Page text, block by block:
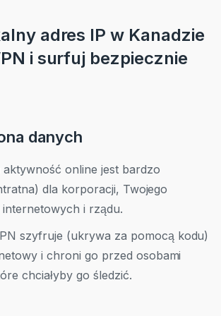
adres IP w Kanadzie
i surfuj bezpiecznie
danych
aktywność online jest bardzo
dla korporacji, Twojego
internetowych i rządu.
szyfruje (ukrywa za pomocą kodu)
i chroni go przed osobami
chciałyby go śledzić.